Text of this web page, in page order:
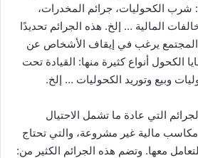
شرب الكحوليات، جرائم المخدرات،
المالية … إلخ. هذه الجرائم تحديدًا
المجتمع يرغب في إيقاف الأشخاص عن
الكحول أنواع كثيرة منها: القيادة تحت
وبيع وتوريد الكحوليات … إلخ.
التي عادة ما تشمل الاحتيال
مالية غير مشروعة، والتي تحتاج
معها. وتضم هذه الجرائم الكثير من: